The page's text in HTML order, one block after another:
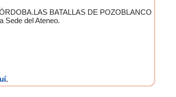
BATALLAS DE POZOBLANCO
Sede del Ateneo.
.